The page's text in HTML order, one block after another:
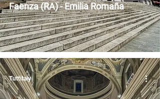
Faenza (RA) - Emilia Romaña
Tuttitaly